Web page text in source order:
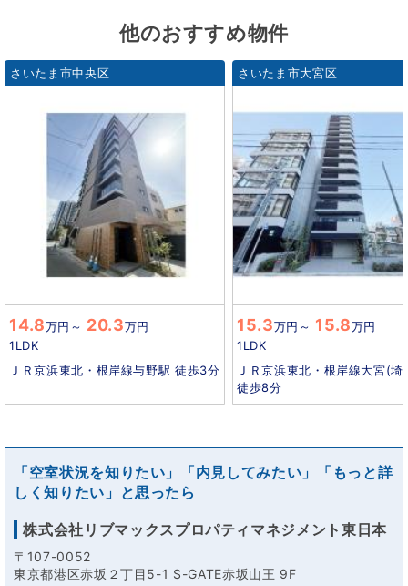
他のおすすめ物件
さいたま市中央区
14.8万円 ～ 20.3万円
1LDK
ＪＲ京浜東北・根岸線与野駅 徒歩3分
さいたま市大宮区
15.3万円 ～ 15.8万円
1LDK
ＪＲ京浜東北・根岸線大宮(埼
徒歩8分
「空室状況を知りたい」「内見してみたい」「もっと詳
しく知りたい」と思ったら
株式会社リブマックスプロパティマネジメント東日本
〒107-0052
東京都港区赤坂２丁目5-1 S-GATE赤坂山王 9F